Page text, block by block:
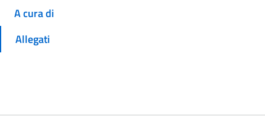
A cura di
Allegati